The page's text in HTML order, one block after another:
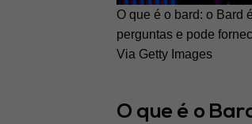
O que é o bard: o Bard
perguntas e pode
Via Getty Images
O que é o